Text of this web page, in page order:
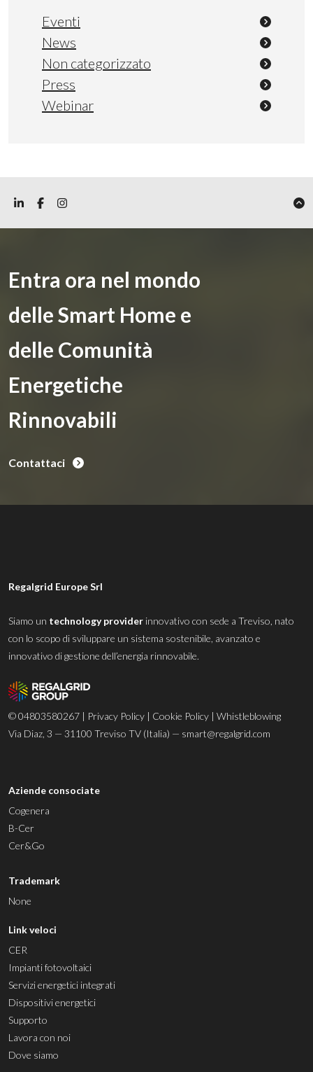
Eventi
News
Non categorizzato
Press
Webinar
Entra ora nel mondo
delle Smart Home e
delle Comunità
Energetiche
Rinnovabili
Contattaci
Regalgrid Europe Srl
Siamo un technology provider innovativo con sede a Treviso, nato
con lo scopo di sviluppare un sistema sostenibile, avanzato e
innovativo di gestione dell’energia rinnovabile.
© 04803580267 | Privacy Policy | Cookie Policy | Whistleblowing
Via Diaz, 3 — 31100 Treviso TV (Italia) — smart@regalgrid.com
Aziende consociate
Cogenera
B-Cer
Cer&Go
Trademark
None
Link veloci
CER
Impianti fotovoltaici
Servizi energetici integrati
Dispositivi energetici
Supporto
Lavora con noi
Dove siamo